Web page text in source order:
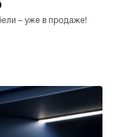
– уже в продаже!